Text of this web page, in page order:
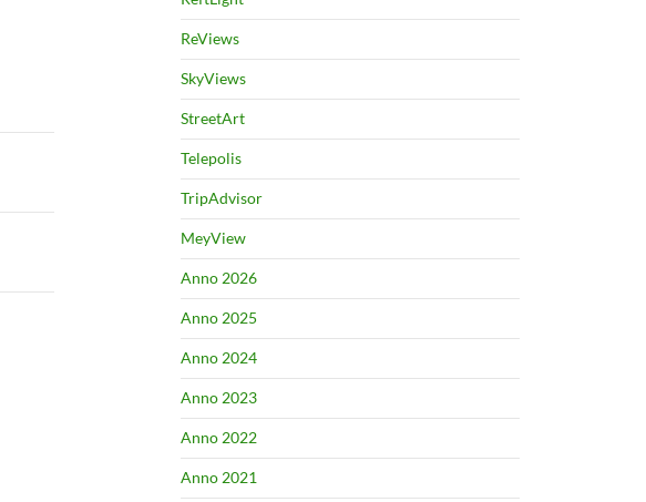
ReViews
SkyViews
StreetArt
Telepolis
TripAdvisor
MeyView
Anno 2026
Anno 2025
Anno 2024
Anno 2023
Anno 2022
Anno 2021